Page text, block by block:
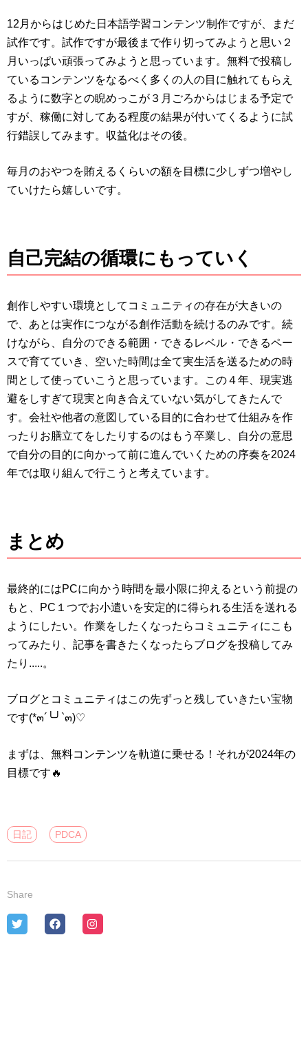
12月からはじめた日本語学習コンテンツ制作ですが、まだ
試作です。試作ですが最後まで作り切ってみようと思い２
月いっぱい頑張ってみようと思っています。無料で投稿し
ているコンテンツをなるべく多くの人の目に触れてもらえ
るように数字との睨めっこが３月ごろからはじまる予定で
すが、稼働に対してある程度の結果が付いてくるように試
行錯誤してみます。収益化はその後。
毎月のおやつを賄えるくらいの額を目標に少しずつ増やし
ていけたら嬉しいです。
自己完結の循環にもっていく
創作しやすい環境としてコミュニティの存在が大きいの
で、あとは実作につながる創作活動を続けるのみです。続
けながら、自分のできる範囲・できるレベル・できるペー
スで育てていき、空いた時間は全て実生活を送るための時
間として使っていこうと思っています。この４年、現実逃
避をしすぎて現実と向き合えていない気がしてきたんで
す。会社や他者の意図している目的に合わせて仕組みを作
ったりお膳立てをしたりするのはもう卒業し、自分の意思
で自分の目的に向かって前に進んでいくための序奏を2024
年では取り組んで行こうと考えています。
まとめ
最終的にはPCに向かう時間を最小限に抑えるという前提の
もと、PC１つでお小遣いを安定的に得られる生活を送れる
ようにしたい。作業をしたくなったらコミュニティにこも
ってみたり、記事を書きたくなったらブログを投稿してみ
たり.....。
ブログとコミュニティはこの先ずっと残していきたい宝物
です(*๓´╰╯`๓)♡
まずは、無料コンテンツを軌道に乗せる！それが2024年の
目標です🔥
日記 PDCA
Share